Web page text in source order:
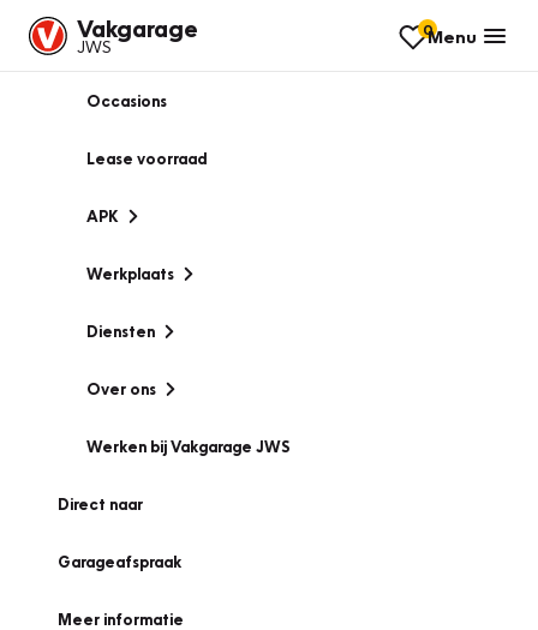
Vakgarage
JWS
0Menu
Occasions
Lease voorraad
APK
Werkplaats
Diensten
Over ons
Werken bij Vakgarage JWS
Direct naar
Garageafspraak
Meer informatie